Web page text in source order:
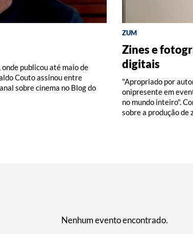
publicou até maio de
Couto assinou entre
sobre cinema no Blog do
promovida pelo IMS.
em cartaz e a coleção de
Couto.
filmes, entre produções
lojas dos nossos centros
curador e crítico foi
faleceu. Seus artigos e
ZUM
Zines e
digitais
"Apropriado por
onipresente em
no mundo inteiro".
sobre a produção
DISCOGRAFIA
Do Pajeú a
Pedro Paulo
RÁDIO BATUTA
Ney ao vivo,
Nenhum evento encontrado.